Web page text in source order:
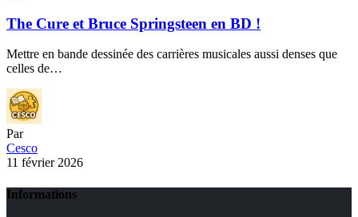
The Cure et Bruce Springsteen en BD !
Mettre en bande dessinée des carrières musicales aussi denses que
celles de…
Par
Cesco
11 février 2026
Informations